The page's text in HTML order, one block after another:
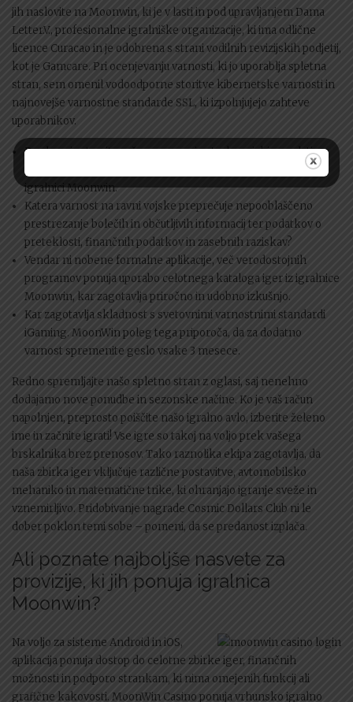
jih naslovite na Moonwin, ki je v lasti in pod upravljanjem Dama
Letter.V., profesionalne igralniške organizacije, ki ima odlične
licence Curacao in je odobrena s strani vodilnih revizijskih podjetij,
kot je Gamcare. Pri ocenjevanju varnosti, ki jo uporablja spletna
stran, sem omenil vodoodporne storitve kibernetske varnosti in
najnovejše varnostne standarde SSL, ki izpolnjujejo zahteve
uporabnikov.
Preden si ustvarite račun, se morajo strokovnjaki zavedati
ogromnih prednosti in slabosti, ki jih lahko preizkusite v
igralnici Moonwin.
Katera varnost na ravni vojske preprečuje nepooblaščeno
prestrezanje bolečih in občutljivih informacij ter podatkov o
preteklosti, finančnih podatkov in zasebnih raziskav?
Vendar ni nobene formalne aplikacije, več verodostojnih
programov ponuja uporabo celotnega kataloga iger iz igralnice
Moonwin, kar zagotavlja priročno in udobno izkušnjo.
Kar zagotavlja skladnost s svetovnimi varnostnimi standardi
iGaming. MoonWin poleg tega priporoča, da za dodatno
varnost spremenite geslo vsake 3 mesece.
Redno spremljajte našo spletno stran z oglasi, saj nenehno
dodajamo nove ponudbe in sezonske načine. Ko je vaš račun
napolnjen, preprosto poiščite našo igralno avlo, izberite želeno
ime in začnite igrati! Vse igre so takoj na voljo prek vašega
brskalnika brez prenosov. Tako raznolika ekipa zagotavlja, da
naša zbirka iger vključuje različne postavitve, avtomobilsko
mehaniko in matematične trike, ki ohranjajo igranje sveže in
vznemirljivo. Pridobivanje nagrade Cosmic Dollars Club ni le
dober poklon temi sobe – pomeni, da se predanost izplača.
Ali poznate najboljše nasvete za
provizije, ki jih ponuja igralnica
Moonwin?
Na voljo za sisteme Android in iOS,
aplikacija ponuja dostop do celotne zbirke iger, finančnih
možnosti in podporo strankam, ki nima omejenih funkcij ali
grafične kakovosti. MoonWin Casino ponuja vrhunsko igralno